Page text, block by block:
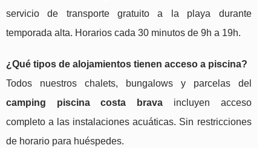
servicio de transporte gratuito a la playa durante
temporada alta. Horarios cada 30 minutos de 9h a 19h.
¿Qué tipos de alojamientos tienen acceso a piscina?
Todos nuestros chalets, bungalows y parcelas del
camping piscina costa brava incluyen acceso
completo a las instalaciones acuáticas. Sin restricciones
de horario para huéspedes.